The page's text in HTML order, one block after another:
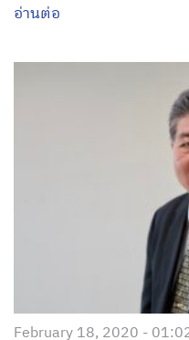
อ่านต่อ
February 18, 2020 -